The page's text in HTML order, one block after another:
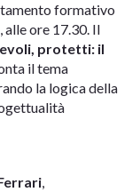
formativo
ore 17.30. Il
protetti: il
il tema
la logica della
,